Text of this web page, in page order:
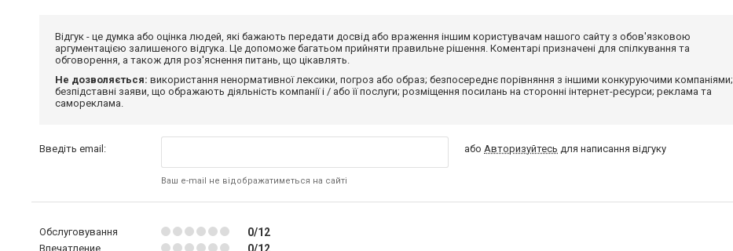
Відгук - це думка або оцінка людей, які бажають передати досвід або враження іншим користувачам нашого сайту з обов'язковою
аргументацією залишеного відгука. Це допоможе багатьом прийняти правильне рішення. Коментарі призначені для спілкування та
обговорення, а також для роз'яснення питань, що цікавлять.
Не дозволяється: використання ненормативної лексики, погроз або образ; безпосереднє порівняння з іншими конкуруючими компаніями;
безпідставні заяви, що ображають діяльність компанії і / або її послуги; розміщення посилань на сторонні інтернет-ресурси; реклама та
самореклама.
Введіть email:
Ваш e-mail не відображатиметься на сайті
абоАвторизуйтесь для написання відгуку
Обслуговування 0/12
Впечатление